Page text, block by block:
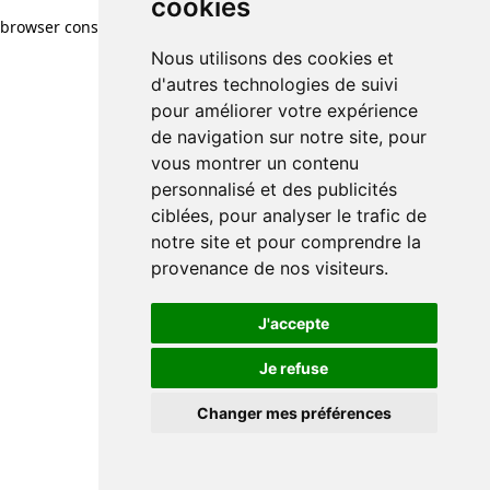
cookies
Nous utilisons des cookies et
d'autres technologies de suivi
pour améliorer votre expérience
de navigation sur notre site, pour
vous montrer un contenu
personnalisé et des publicités
ciblées, pour analyser le trafic de
notre site et pour comprendre la
provenance de nos visiteurs.
J'accepte
Je refuse
Changer mes préférences
browser console for more information)